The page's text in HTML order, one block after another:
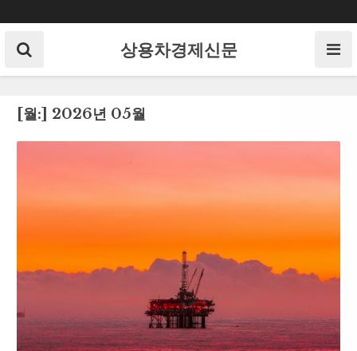
to
content
상용차경제신문
[월:] 2026년 05월